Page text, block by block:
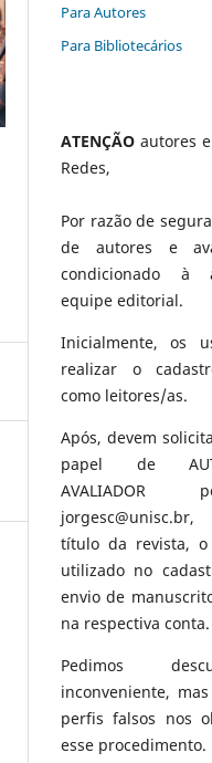
Para Autores
Para Bibliotecários
ATENÇÃO autores
Redes,
Por razão de
de autores e
condicionado à
equipe editorial.
Inicialmente, os
realizar o
como leitores/as.
Após, devem
papel de
AVALIADOR
título da revista,
utilizado no
envio de
na respectiva conta.
Pedimos
inconveniente,
perfis falsos nos
esse procedimento.